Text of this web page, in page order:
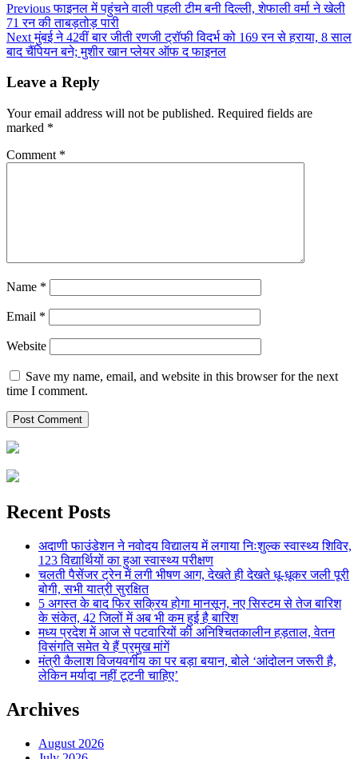
Previousफाइनल में पहुंचने वाली पहली टीम बनी दिल्ली, शेफाली वर्मा ने खेली
71 रन की ताबड़तोड़ पारी
Nextमुंबई ने 42वीं बार जीती रणजी ट्रॉफी ​​​​​​​विदर्भ को 169 रन से हराया, 8 साल
बाद चैंपियन बने; मुशीर खान प्लेयर ऑफ द फाइनल
Leave a Reply
Your email address will not be published. Required fields are
marked *
Comment *
Name *
Email *
Website
Save my name, email, and website in this browser for the next
time I comment.
Recent Posts
अदाणी फाउंडेशन ने नवोदय विद्यालय में लगाया निःशुल्क स्वास्थ्य शिविर,
123 विद्यार्थियों का हुआ स्वास्थ्य परीक्षण
चलती पैसेंजर ट्रेन में लगी भीषण आग, देखते ही देखते धू-धूकर जली पूरी
बोगी, सभी यात्री सुरक्षित
5 अगस्त के बाद फिर सक्रिय होगा मानसून, नए सिस्टम से तेज बारिश
के संकेत, 42 जिलों में अब भी कम हुई है बारिश
मध्य प्रदेश में आज से पटवारियों की अनिश्चितकालीन हड़ताल, वेतन
विसंगति समेत ये हैं प्रमुख मांगें
मंत्री कैलाश विजयवर्गीय का पर बड़ा बयान, बोले ‘आंदोलन जरूरी है,
लेकिन मर्यादा नहीं टूटनी चाहिए’
Archives
August 2026